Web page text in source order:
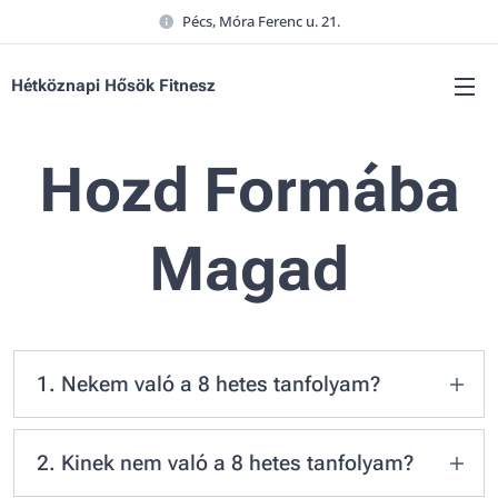
Pécs, Móra Ferenc u. 21.
Hétköznapi Hősök Fitnesz
Hozd Formába
Magad
1. Nekem való a 8 hetes tanfolyam?
Neked való, ha:
Nagyobb izmokra, formás alakra
2. Kinek nem való a 8 hetes tanfolyam?